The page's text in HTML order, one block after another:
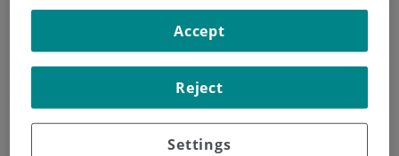
Settings
Reject
Accept